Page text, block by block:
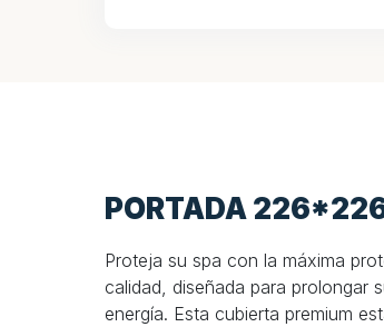
PORTADA
Proteja su spa con la máxima
calidad, diseñada para prolongar
energía. Esta cubierta premium